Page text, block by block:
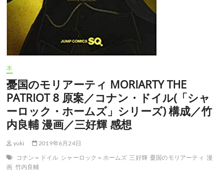
ー
ロ
シ
リ
ー
構
成
竹
良
輔
本
憂国のモリアーティ MORIARTY THE
PATRIOT 8 原案／コナン・ドイル(「シャ
ーロック・ホームズ」シリーズ) 構成／竹
内良輔 漫画／三好輝 感想
yuki
2019年6月24日
コナン＝ドイル シャーロック＝ホームズ 三好輝 憂国のモリアーティ 漫
画 竹内良輔